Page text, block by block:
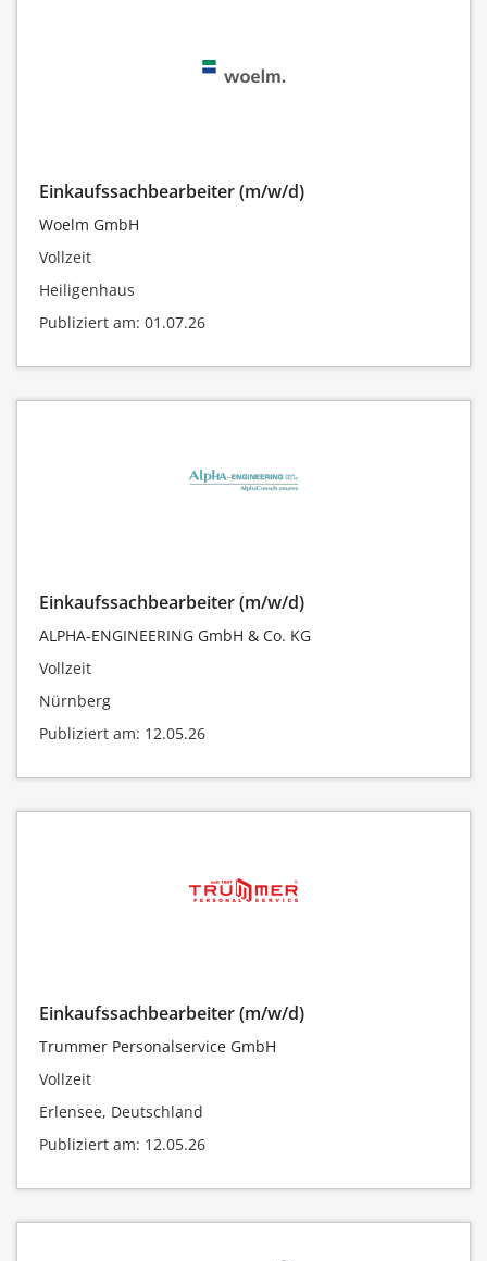
Einkaufssachbearbeiter (m/w/d)
Woelm GmbH
Vollzeit
Heiligenhaus
Publiziert am: 01.07.26
Einkaufssachbearbeiter (m/w/d)
ALPHA-ENGINEERING GmbH & Co. KG
Vollzeit
Nürnberg
Publiziert am: 12.05.26
Einkaufssachbearbeiter (m/w/d)
Trummer Personalservice GmbH
Vollzeit
Erlensee, Deutschland
Publiziert am: 12.05.26